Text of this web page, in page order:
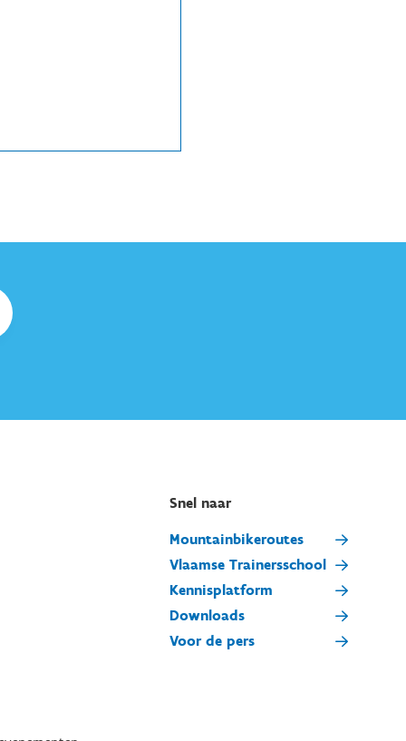
Snel naar
Mountainbikeroutes
Vlaamse Trainersschool
Kennisplatform
Downloads
Voor de pers